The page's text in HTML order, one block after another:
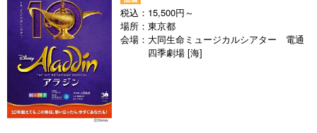
税込： 15,500円～
場所： 東京都
会場： 大同生命ミュージカルシアター 電通
四季劇場 [海]